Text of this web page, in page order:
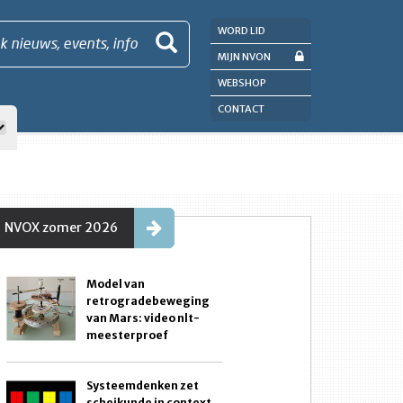
nieuws, events, info
WORD LID
MIJN NVON
WEBSHOP
CONTACT
NVOX zomer 2026
Model van
retrogradebeweging
van Mars: video nlt-
meesterproef
Systeemdenken zet